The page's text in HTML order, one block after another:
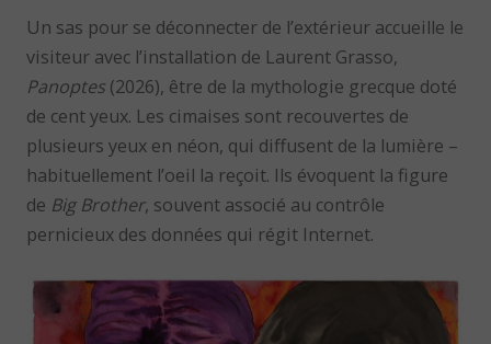
Un sas pour se déconnecter de l’extérieur accueille le
visiteur avec l’installation de Laurent Grasso,
Panoptes (2026), être de la mythologie grecque doté
de cent yeux. Les cimaises sont recouvertes de
plusieurs yeux en néon, qui diffusent de la lumière –
habituellement l’oeil la reçoit. Ils évoquent la figure
de Big Brother, souvent associé au contrôle
pernicieux des données qui régit Internet.